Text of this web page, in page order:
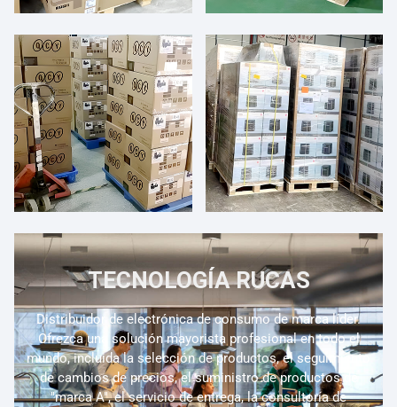
TECNOLOGÍA RUCAS
Distribuidor de electrónica de consumo de marca líder.
Ofrezca una solución mayorista profesional en todo el
mundo, incluida la selección de productos, el seguimiento
de cambios de precios, el suministro de productos de
"marca A", el servicio de entrega, la consultoría de